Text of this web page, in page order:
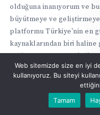
olduğuna inanıyorum ve
büyütmeye ve
platformu Türkiye'nin en
kaynaklarından biri haline
sağlığınızı ve yaşam
Sizinle bu yolculukta
bekliyorum.
Web sitemizde size en iyi
kullanıyoruz. Bu siteyi
Tamam